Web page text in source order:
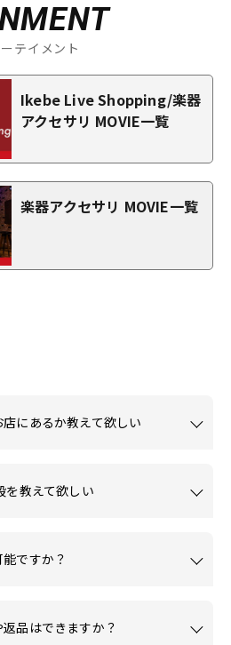
テイメント
Ikebe Live Shopping/楽器
アクセサリ MOVIE一覧
楽器アクセサリ MOVIE一覧
にあるか教えて欲しい
を教えて欲しい
ですか？
品はできますか？